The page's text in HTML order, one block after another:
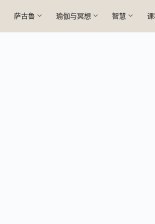
萨古鲁 瑜伽与冥想 智慧